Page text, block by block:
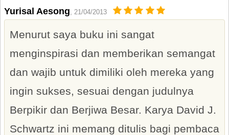
Yurisal Aesong , 21/04/2013
Menurut saya buku ini sangat
menginspirasi dan memberikan semangat
dan wajib untuk dimiliki oleh mereka yang
ingin sukses, sesuai dengan judulnya
Berpikir dan Berjiwa Besar. Karya David J.
Schwartz ini memang ditulis bagi pembaca